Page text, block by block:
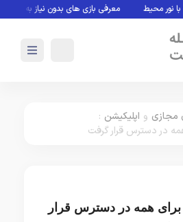
نور محیط معرفی بازی های بدون نیاز به اینترنت
مجازی و اپلیکیشن :
در دسترس قرار گرفت
برای همه در دسترس قرار